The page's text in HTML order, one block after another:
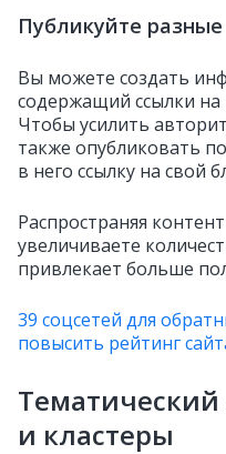
Публикуйте
Вы можете создать
содержащий ссылки
Чтобы усилить
также опубликовать
в него ссылку на свой
Распространяя
увеличиваете
привлекает больше
39 соцсетей для
повысить рейтинг
Тематический
и кластеры